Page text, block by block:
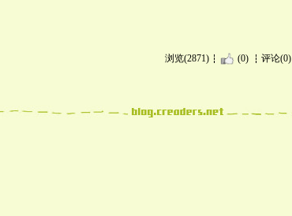
浏览(2871) (0) 评论(0)